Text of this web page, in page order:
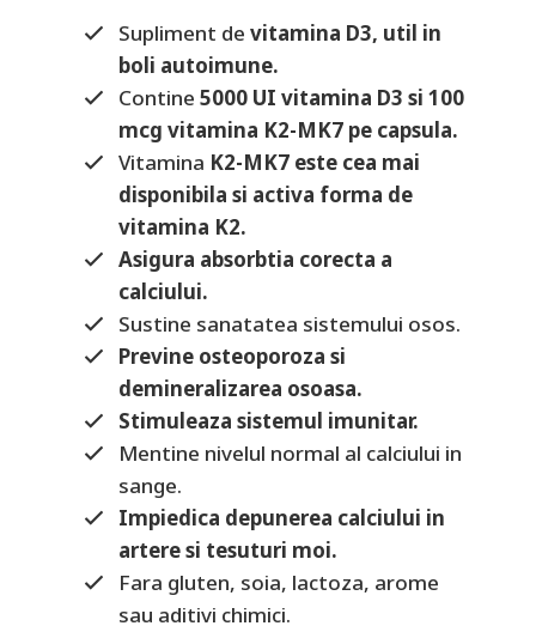
Supliment de vitamina D3, util in
boli autoimune.
Contine 5000 UI vitamina D3 si 100
mcg vitamina K2-MK7 pe capsula.
Vitamina K2-MK7 este cea mai
disponibila si activa forma de
vitamina K2.
Asigura absorbtia corecta a
calciului.
Sustine sanatatea sistemului osos.
Previne osteoporoza si
demineralizarea osoasa.
Stimuleaza sistemul imunitar.
Mentine nivelul normal al calciului in
sange.
Impiedica depunerea calciului in
artere si tesuturi moi.
Fara gluten, soia, lactoza, arome
sau aditivi chimici.